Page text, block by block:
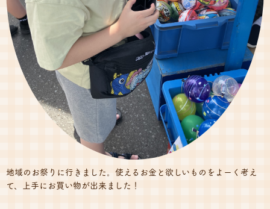
地域のお祭りに行きました。使えるお金と欲しいものをよーく考え
て、上手にお買い物が出来ました！